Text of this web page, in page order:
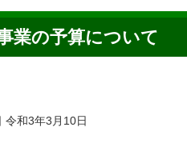
業の予算について
和3年3月10日